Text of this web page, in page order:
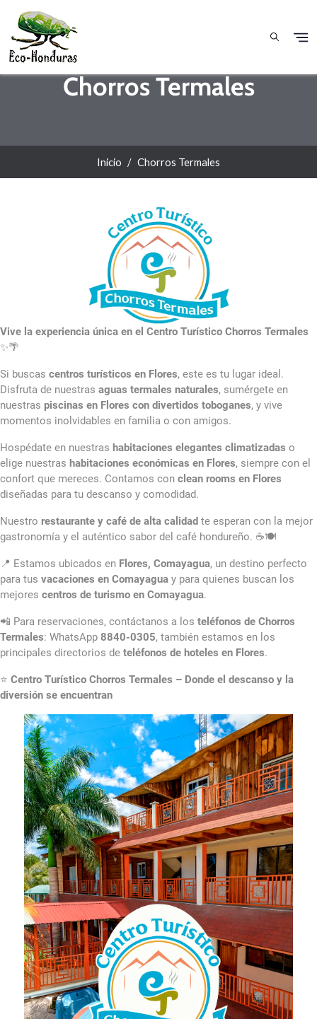
Chorros Termales
Inicio Chorros Termales
Vive la experiencia única en el Centro Turístico Chorros Termales
✨🌴
Si buscas centros turísticos en Flores, este es tu lugar ideal.
Disfruta de nuestras aguas termales naturales, sumérgete en
nuestras piscinas en Flores con divertidos toboganes, y vive
momentos inolvidables en familia o con amigos.
Hospédate en nuestras habitaciones elegantes climatizadas o
elige nuestras habitaciones económicas en Flores, siempre con el
confort que mereces. Contamos con clean rooms en Flores
diseñadas para tu descanso y comodidad.
Nuestro restaurante y café de alta calidad te esperan con la mejor
gastronomía y el auténtico sabor del café hondureño. ☕🍽️
📍 Estamos ubicados en Flores, Comayagua, un destino perfecto
para tus vacaciones en Comayagua y para quienes buscan los
mejores centros de turismo en Comayagua.
📲 Para reservaciones, contáctanos a los teléfonos de Chorros
Termales: WhatsApp 8840-0305, también estamos en los
principales directorios de teléfonos de hoteles en Flores.
⭐ Centro Turístico Chorros Termales – Donde el descanso y la
diversión se encuentran